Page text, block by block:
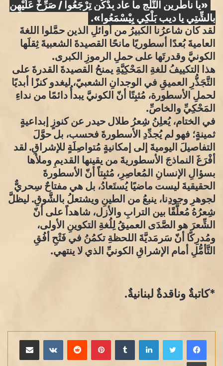
​«يا ناطْرين التَّلْج ما عاد بِدْكُن تِرْجَعُوا / صَرِّخْ عَلَيْهِن
بالشِّتِي يا ديب بَلْكِي بِيْسْمَعُوا».
​لقد كان شاعرُنا الكبيرُ من أوائلِ الذين حمَّلوا اللغةَ
العاميةَ بُعدًا أسطوريًا مانحًا القصيدةَ الشعبيةَ ثِقلَها
الكونيَّ وقدرتَها على حملِ الرموزِ الكبرى.
​هذا التكييفُ للغةِ المَحْكِيَّةِ يمنحُ القصيدةَ القدرةَ على
التَّجَذُّرِ العميقِ في الوجدانِ الشعبيّ، ليغدو كنزًا أبديًا
لحملِ الأسطورة، مُثبِتًا أنّ الكونيَّ يبدأُ دائمًا من نداءِ
المَحْكِيِّ والخاصِّ.
​في الختام، يُعلِنُ شِعرُ طلال حيدر عن كنوزٍ إبداعيةٍ
ثمينةٍ؛ فهو لم يُجدِّدِ الأسطورةَ فحسب، بل حوَّلَ
التفاصيلَ اليوميةَ إلى إمكانيةٍ مُتواصِلَةٍ للإشراقِ. لقد
أفْرَغَ النماذجَ الأسطوريةَ من يقينها القديمِ وملأها
بسؤالِ الإنسانِ المُعاصِرِ، مُثبِتاً أنّ الأسطورةَ
الحقيقيةَ ليست ماضيًا يُستَعادُ، بل هي مفتاحٌ سِحريٌّ
لجوهرِ وجودِنا، ينبعُ من الطينِ ويشتعلُ بالشَّوقِ. ليظلَّ
شِعرُهُ مُعلَّقًا بين الترابِ والأزل، شاهداً على أنّ
الشِّعرَ هو الصَّدَى العميقُ لِلُغةِ التكوينِ الأولى،
ومُدرِكًا أنّ سَرمَديَّةَ اللحظةِ تكمُنُ في فَتْحِ أفُقِ
التَّأمُّلِ أمام الإشراقِ الكونيِّ الذي لا ينتهي.
​*كاتبةٌ وناقدةٌ لبنانيةٌ.
لينكدإن بينتيريست مشاركة عبر البريد
طباعة